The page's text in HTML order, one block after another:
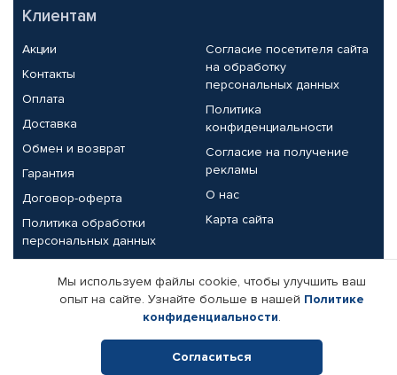
Клиентам
Акции
Контакты
Оплата
Доставка
Обмен и возврат
Гарантия
Договор-оферта
Политика обработки
персональных данных
Согласие посетителя сайта
на обработку
персональных данных
Политика
конфиденциальности
Согласие на получение
рекламы
О нас
Карта сайта
Партнерам
Корпоративным клиентам
Поставщикам
Реквизиты компании
Мы используем файлы cookie, чтобы улучшить ваш
опыт на сайте. Узнайте больше в нашей Политике
конфиденциальности.
Согласиться